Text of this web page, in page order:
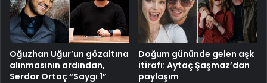
Oğuzhan Uğur’un gözaltına
alınmasının ardından,
Serdar Ortaç “Saygı 1”
Doğum gününde gelen aşk
itirafı: Aytaç Şaşmaz’dan
paylaşım